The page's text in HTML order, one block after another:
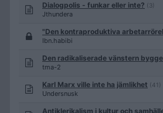
Dialogpolis - funkar eller inte? (3)
Jthundera
"Den kontraproduktiva
Ibn.habibi
Den radikaliserade vänstern
tma-2
Karl Marx ville inte ha jämlikhet (41)
Undersnusk
Antiklerikalism i kultur och